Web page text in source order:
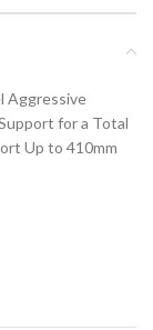
Aggressive
for a Total
Up to 410mm